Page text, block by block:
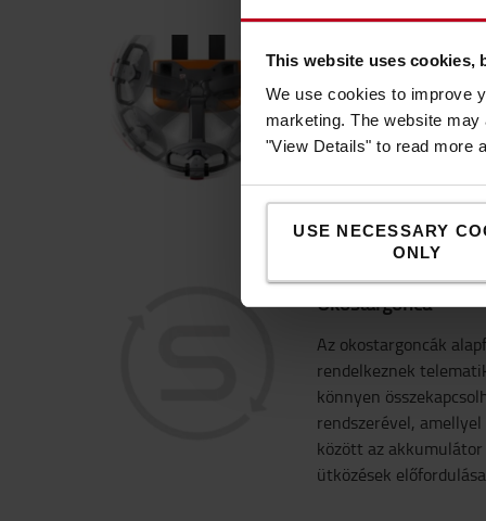
This website uses cookies,
We use cookies to improve
marketing. The website
"View Details" to read more
USE NECESSARY
ONLY
Ergonomikus
Az intuitív vezérlőkar
a sima és könnyű
ergonomikus vezetői
Okostargonca
Az okostargoncák
rendelkeznek
könnyen
rendszerével,
között az
ütközések